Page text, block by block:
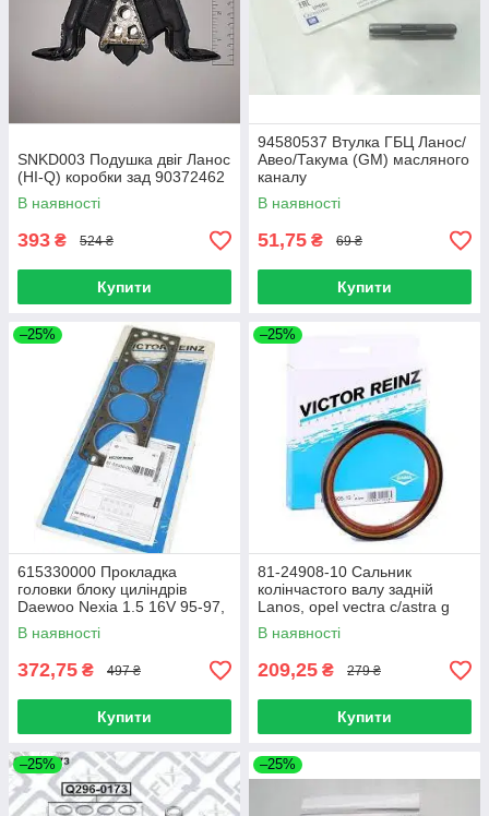
SNKD003 Подушка двіг Ланос
(HI-Q) коробки зад 90372462
В наявності
393 ₴ 524 ₴
Купити
94580537 Втулка ГБЦ Ланос/
Авео/Такума (GM) масляного
каналу
В наявності
51,75 ₴ 69 ₴
Купити
–25%
615330000 Прокладка
головки блоку циліндрів
Daewoo Nexia 1.5 16V 95-97,
Ø78,00 m
В наявності
372,75 ₴ 497 ₴
Купити
–25%
81-24908-10 Сальник
колінчастого валу задній
Lanos, opel vectra c/astra g
07- (13s/c14nz) (reinz)
В наявності
209,25 ₴ 279 ₴
Купити
–25% –25%